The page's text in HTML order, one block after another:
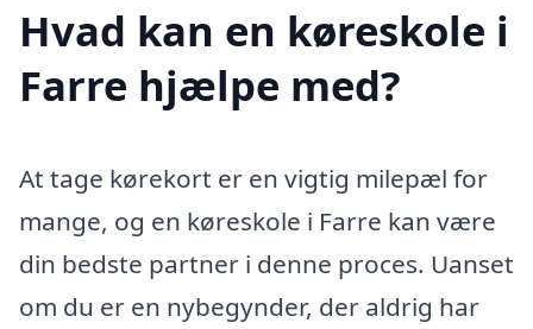
Hvad kan en køreskole i
Farre hjælpe med?
At tage kørekort er en vigtig milepæl for
mange, og en køreskole i Farre kan være
din bedste partner i denne proces. Uanset
om du er en nybegynder, der aldrig har